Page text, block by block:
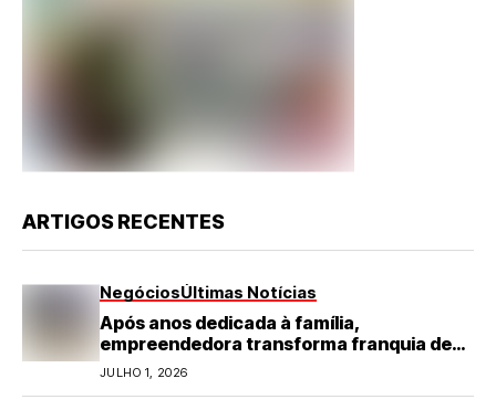
ARTIGOS RECENTES
NegóciosÚltimas Notícias
Após anos dedicada à família,
empreendedora transforma franquia de
turismo em negócio de destaque no RN
JULHO 1, 2026